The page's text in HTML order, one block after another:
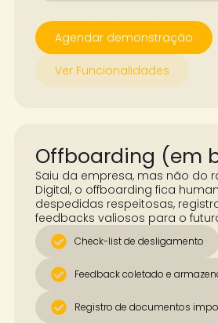
Agendar demonstração
Ver Funcionalidades
Offboarding (em
Saiu da empresa, mas não do
Digital, o offboarding fica
despedidas respeitosas,
feedbacks valiosos para o
Check-list de desligamento
Feedback coletado e
Registro de documentos